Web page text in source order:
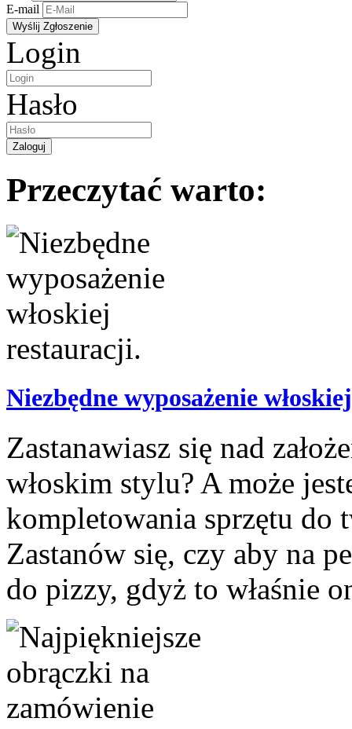
E-mail
Login
Hasło
Przeczytać warto:
Niezbędne wyposażenie
Zastanawiasz się nad
włoskim stylu? A może
kompletowania sprzętu do
Zastanów się, czy aby na
do pizzy, gdyż to właśnie